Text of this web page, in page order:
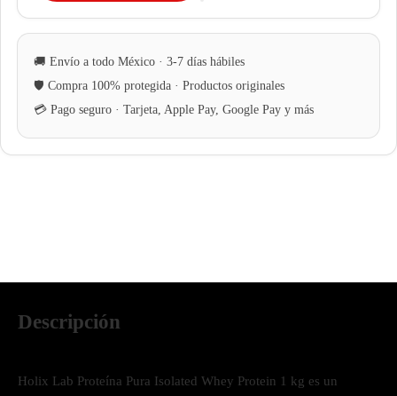
Descripción
Holix Lab Proteína Pura Isolated Whey Protein 1 kg es un